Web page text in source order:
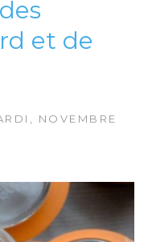
et de
NOVEMBRE